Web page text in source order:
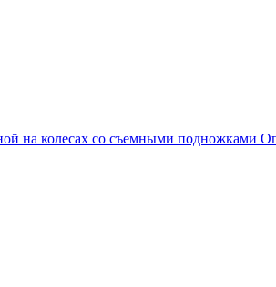
на колесах со съемными подножками